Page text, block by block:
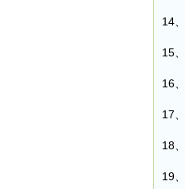
14、
15、
16、
17、
18、
19、